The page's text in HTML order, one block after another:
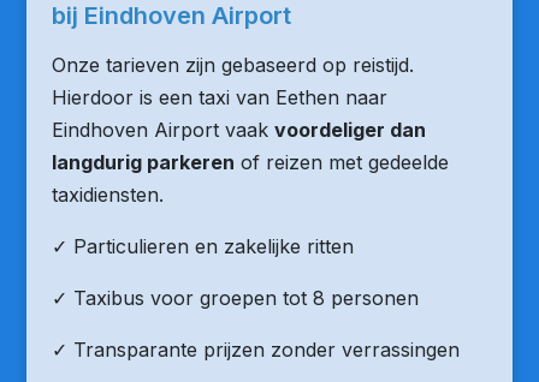
bij Eindhoven Airport
Onze tarieven zijn gebaseerd op reistijd.
Hierdoor is een taxi van Eethen naar
Eindhoven Airport vaak voordeliger dan
langdurig parkeren of reizen met gedeelde
taxidiensten.
✓ Particulieren en zakelijke ritten
✓ Taxibus voor groepen tot 8 personen
✓ Transparante prijzen zonder verrassingen